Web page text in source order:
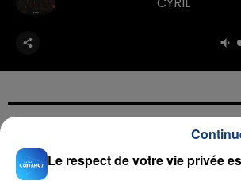
FIL D'ACTU
Le respect de votre vie privée